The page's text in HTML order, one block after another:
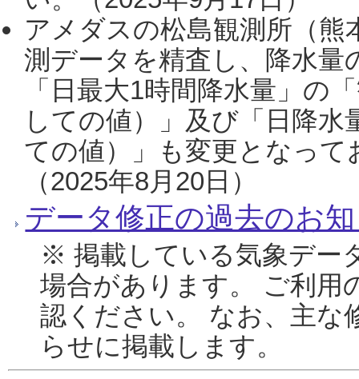
アメダスの松島観測所（熊
測データを精査し、降水
「日最大1時間降水量」の
しての値）」及び「日降
ての値）」も変更となっ
（2025年8月20日）
データ修正の過去のお
※ 掲載している気象デー
場合があります。 ご利用
認ください。 なお、主な
らせに掲載します。